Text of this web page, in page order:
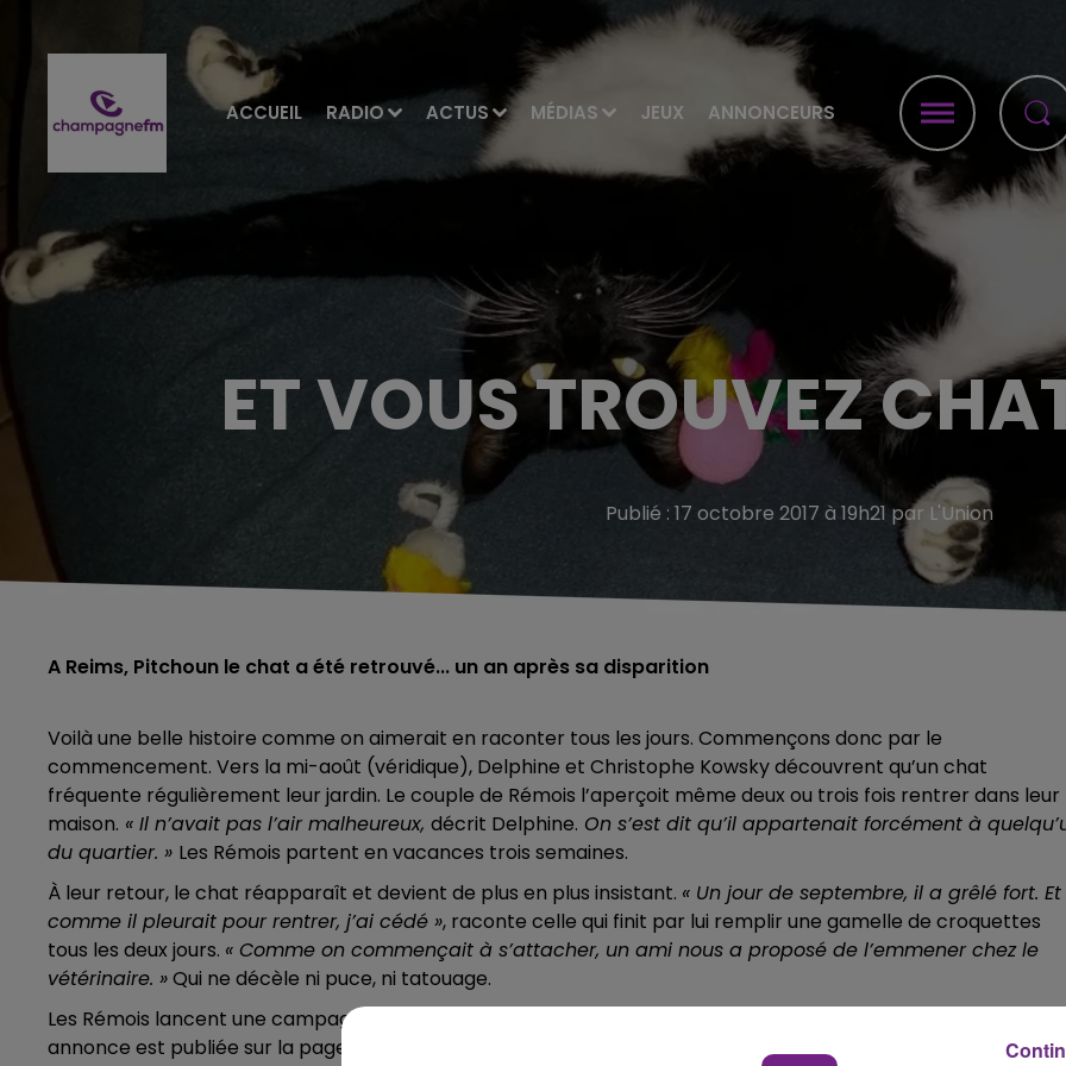
ACCUEIL RADIO ACTUS MÉDIAS JEUX ANNONCEURS
5h00 - 6h00
ET VOUS TROUVEZ
Publié : 17 octobre 2017 à 19h21 par L'Union
A Reims, Pitchoun le chat a été retrouvé... un an après sa disparition
Voilà une belle histoire comme on aimerait en raconter tous les jours. Commençons donc par le
commencement. Vers la mi-août (véridique), Delphine et Christophe Kowsky découvrent qu’un chat
fréquente régulièrement leur jardin. Le couple de Rémois l’aperçoit même deux ou trois fois rentrer dans leur
maison. « Il n’avait pas l’air malheureux, décrit Delphine. On s’est dit qu’il appartenait forcément à
du quartier. » Les Rémois partent en vacances trois semaines.
À leur retour, le chat réapparaît et devient de plus en plus insistant. « Un jour de septembre, il a grêlé fort. Et
comme il pleurait pour rentrer, j’ai cédé », raconte celle qui finit par lui remplir une gamelle de croquettes
tous les deux jours. « Comme on commençait à s’attacher, un ami nous a proposé de l’emmener chez le
vétérinaire. »Qui ne décèle ni puce, ni tatouage.
Les Rémois lancent une campagne d’affichage dans le quartier pour tenter de retrouver ses propriétaires.
annonce est publiée sur la page Facebook "Pet Alert Marne 51" qui rassemble plus de 20 000 abonnés et qui